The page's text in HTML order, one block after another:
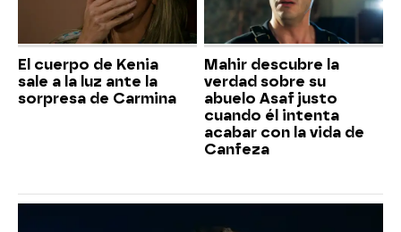
El cuerpo de Kenia
sale a la luz ante la
sorpresa de Carmina
Mahir descubre la
verdad sobre su
abuelo Asaf justo
cuando él intenta
acabar con la vida de
Canfeza